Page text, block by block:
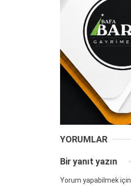
YORUMLAR
Bir yanıt yazın
Yorum yapabilmek için